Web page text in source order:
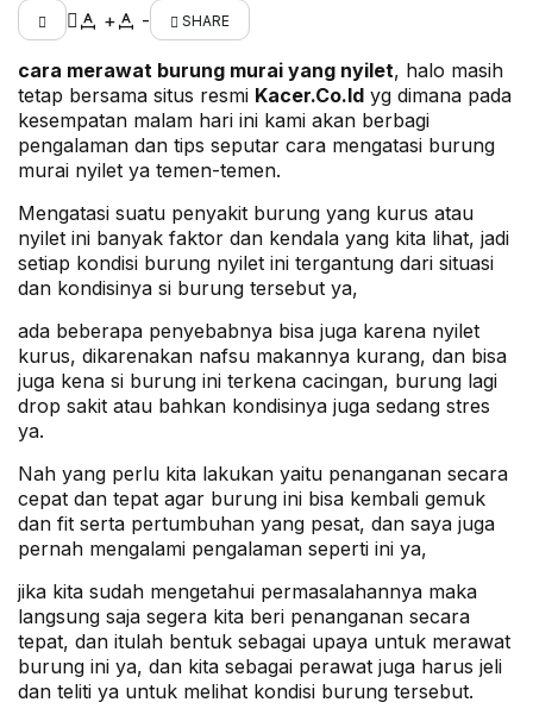
+
- SHARE
cara merawat burung murai yang nyilet, halo masih
tetap bersama situs resmi Kacer.Co.Id yg dimana pada
kesempatan malam hari ini kami akan berbagi
pengalaman dan tips seputar cara mengatasi burung
murai nyilet ya temen-temen.
Mengatasi suatu penyakit burung yang kurus atau
nyilet ini banyak faktor dan kendala yang kita lihat, jadi
setiap kondisi burung nyilet ini tergantung dari situasi
dan kondisinya si burung tersebut ya,
ada beberapa penyebabnya bisa juga karena nyilet
kurus, dikarenakan nafsu makannya kurang, dan bisa
juga kena si burung ini terkena cacingan, burung lagi
drop sakit atau bahkan kondisinya juga sedang stres
ya.
Nah yang perlu kita lakukan yaitu penanganan secara
cepat dan tepat agar burung ini bisa kembali gemuk
dan fit serta pertumbuhan yang pesat, dan saya juga
pernah mengalami pengalaman seperti ini ya,
jika kita sudah mengetahui permasalahannya maka
langsung saja segera kita beri penanganan secara
tepat, dan itulah bentuk sebagai upaya untuk merawat
burung ini ya, dan kita sebagai perawat juga harus jeli
dan teliti ya untuk melihat kondisi burung tersebut.